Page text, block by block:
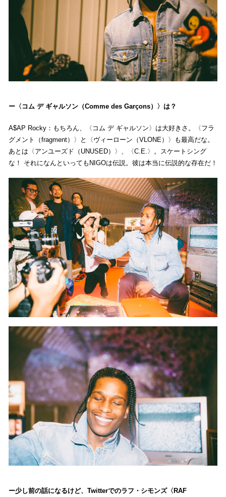
〈コム デ ギャルソン（Comme des Garçons）〉は？
A$AP Rocky：もちろん、〈コム デ ギャルソン〉は大好きさ。〈フラ
グメント（fragment）〉と〈ヴィーローン（VLONE）〉も最高だな。
あとは〈アンユーズド（UNUSED）〉、〈C.E.〉。スケートシング
な！ それになんといってもNIGOは伝説。彼は本当に伝説的な存在だ！
少し前の話になるけど、Twitterでのラフ・シモンズ〈RAF